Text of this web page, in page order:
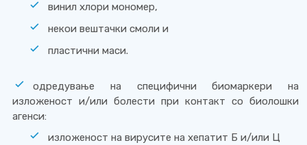
винил хлори мономер,
некои вештачки смоли и
пластични маси.
одредување на специфични биомаркери на
изложеност и/или болести при контакт со биолошки
агенси:
изложеност на вирусите на хепатит Б и/или Ц